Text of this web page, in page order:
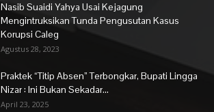
Nasib Suaidi Yahya Usai Kejagung
Mengintruksikan Tunda Pengusutan Kasus
Korupsi Caleg
Agustus 28, 2023
Praktek “Titip Absen” Terbongkar, Bupati Lingga
Nizar : Ini Bukan Sekadar...
April 23, 2025